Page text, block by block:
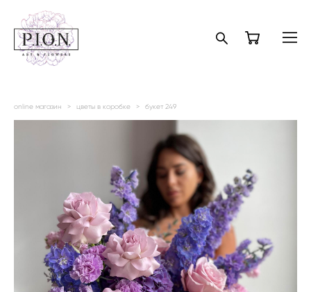
online магазин > цветы в коробке > букет 249